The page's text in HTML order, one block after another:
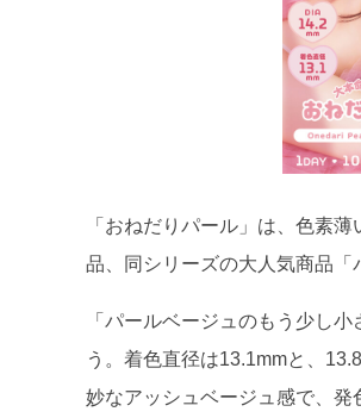
「おねだりパール」は、色素
品、同シリーズの大人気商品「
「パールベージュのもう少し
う。着色直径は13.1mmと、
妙なアッシュベージュ感で、発